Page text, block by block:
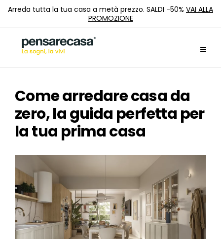
Arreda tutta la tua casa a metà prezzo. SALDI -50% VAI ALLA
PROMOZIONE
Come arredare casa da
zero, la guida perfetta per
la tua prima casa